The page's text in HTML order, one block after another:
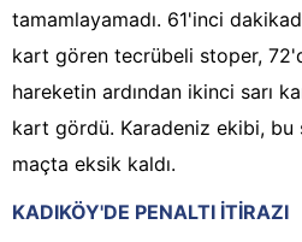
tamamlayamadı. 61'inci
kart gören tecrübeli stoper,
hareketin ardından ikinci sarı
kart gördü. Karadeniz ekibi,
maçta eksik kaldı.
KADIKÖY'DE PENALTI İTİRAZI